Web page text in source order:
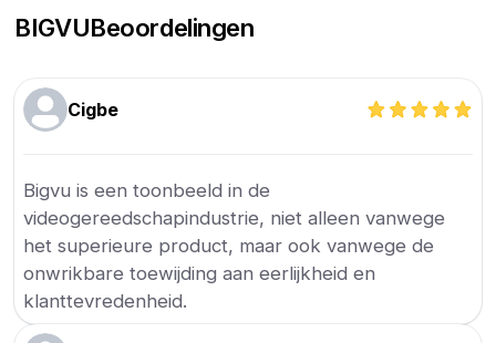
BIGVUBeoordelingen
Cigbe
Bigvu is een toonbeeld in de
videogereedschapindustrie, niet alleen vanwege
het superieure product, maar ook vanwege de
onwrikbare toewijding aan eerlijkheid en
klanttevredenheid.